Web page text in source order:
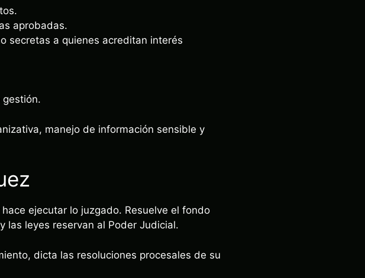
aprobadas.
secretas a quienes acreditan interés
manejo de información sensible y
ejecutar lo juzgado. Resuelve el fondo
las leyes reservan al Poder Judicial.
dicta las resoluciones procesales de su